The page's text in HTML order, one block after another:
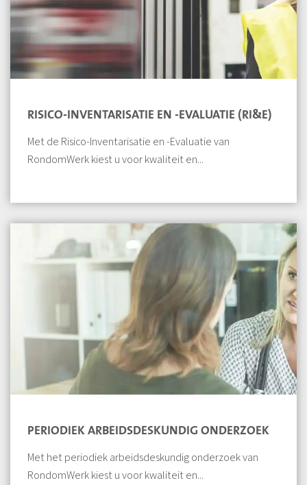
RISICO-INVENTARISATIE EN -EVALUATIE (RI&E)
Met de Risico-Inventarisatie en -Evaluatie van
RondomWerk kiest u voor kwaliteit en...
PERIODIEK ARBEIDSDESKUNDIG ONDERZOEK
Met het periodiek arbeidsdeskundig onderzoek van
RondomWerk kiest u voor kwaliteit en...